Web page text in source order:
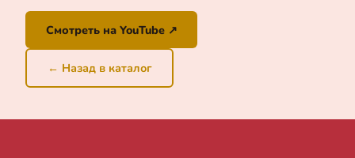
Смотреть на YouTube ↗
← Назад в каталог